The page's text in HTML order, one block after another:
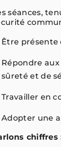
séances,
Être présente
Répondre
sûreté et de
Travailler en
Adopter une
chiffres